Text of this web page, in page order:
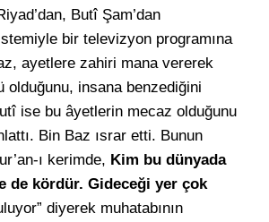
Butî Şam’dan
bir televizyon programına
ayetlere zahiri mana vererek
olduğunu, insana benzediğini
ise bu âyetlerin mecaz olduğunu
Bin Baz ısrar etti. Bunun
ı kerimde, Kim bu dünyada
de kördür. Gideceği yer çok
diyerek muhatabının